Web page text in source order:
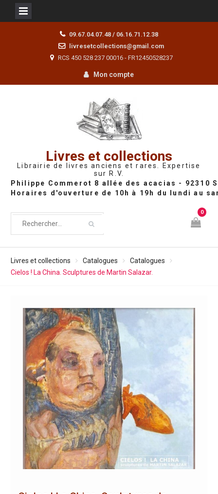
09.67.04.07.48 / 06.16.71.12.38
livresetcollections@gmail.com
RCS 450 528 237 00016 - FR12450528237
Mon compte
Livres et collections
Librairie de livres anciens et rares. Expertise
sur R.V.
0
Livres et collections Catalogues
Catalogues
Cielos ! La China. Sculptures de Martin Salazar.